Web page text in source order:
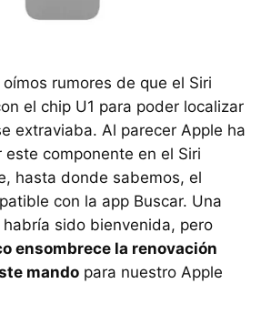
rumores de que el Siri
el chip U1 para poder localizar
extraviaba. Al parecer Apple ha
componente en el Siri
hasta donde sabemos, el
con la app Buscar. Una
sido bienvenida, pero
ensombrece la renovación
mando para nuestro Apple